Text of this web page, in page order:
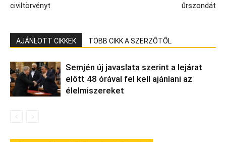
civiltörvényt
űrszondát
AJÁNLOTT CIKKEK TÖBB CIKK A SZERZŐTŐL
Semjén új javaslata szerint a lejárat
előtt 48 órával fel kell ajánlani az
élelmiszereket